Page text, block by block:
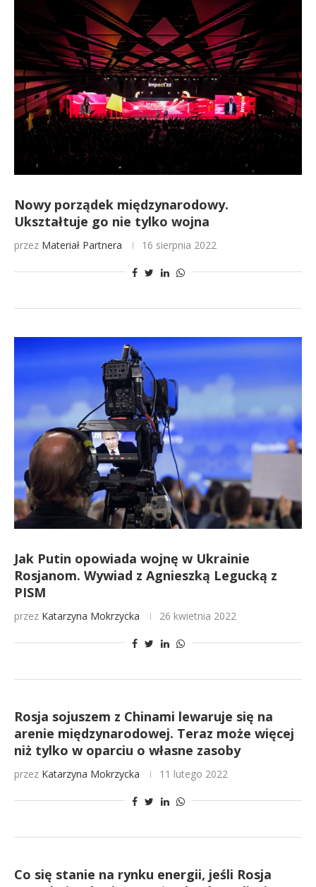
Nowy porządek międzynarodowy.
Ukształtuje go nie tylko wojna
przez Materiał Partnera 16 sierpnia 2022
Jak Putin opowiada wojnę w Ukrainie
Rosjanom. Wywiad z Agnieszką Legucką z
PISM
przez Katarzyna Mokrzycka 26 kwietnia 2022
Rosja sojuszem z Chinami lewaruje się na
arenie międzynarodowej. Teraz może więcej
niż tylko w oparciu o własne zasoby
przez Katarzyna Mokrzycka 11 lutego 2022
Co się stanie na rynku energii, jeśli Rosja